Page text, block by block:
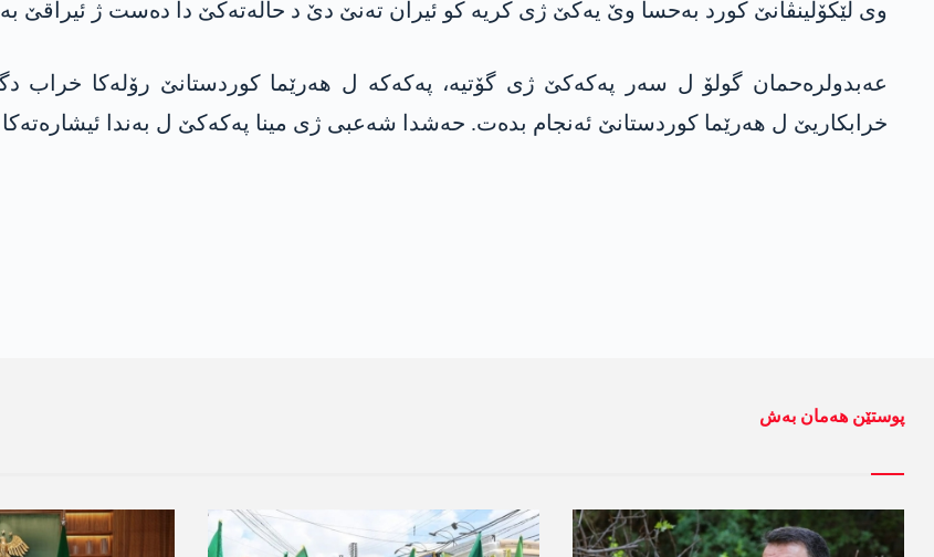
وی لێکۆلینڤانێ کورد بەحسا وێ یەکێ ژی کریە کو ئیران تەنێ دێ د حالەتەکێ دا دەست ژ ئیراقێ
عەبدولرەحمان گولۆ ل سەر پەکەکێ ژی گۆتیە، پەکەکە ل ھەرێما کوردستانێ رۆلەکا خراب
خرابکاریێ ل ھەرێما کوردستانێ ئەنجام بدەت. حەشدا شەعبی ژی مینا پەکەکێ ل بەندا ئیشارەتەکا
پوستێن ھەمان بەش